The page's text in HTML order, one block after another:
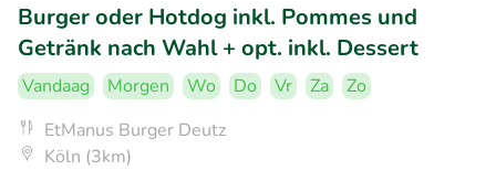
Burger oder Hotdog inkl. Pommes und
Getränk nach Wahl + opt. inkl. Dessert
Vandaag Morgen Wo Do Vr Za
Zo
EtManus Burger Deutz
Köln (3km)